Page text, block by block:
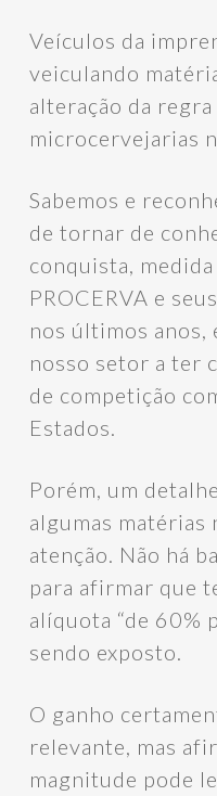
Veículos da
veiculando
alteração da
microcervejarias
Sabemos e
de tornar de
conquista,
PROCERVA e
nos últimos anos,
nosso setor a ter
de competição
Estados.
Porém, um
algumas matérias
atenção. Não há
para afirmar que
alíquota “de 60%
sendo exposto.
O ganho
relevante, mas
magnitude pode